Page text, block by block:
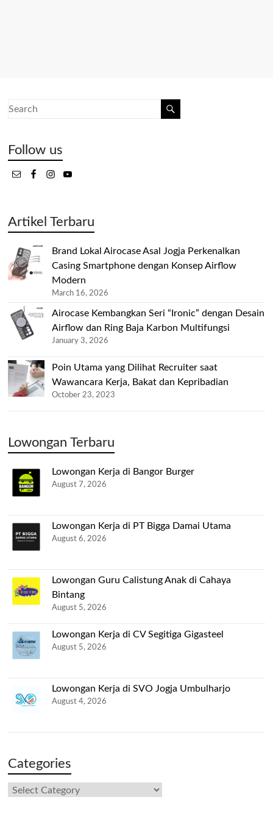
Follow us
Artikel Terbaru
Brand Lokal Airocase Asal Jogja Perkenalkan
Casing Smartphone dengan Konsep Airflow
Modern
March 16, 2026
Airocase Kembangkan Seri “Ironic” dengan Desain
Airflow dan Ring Baja Karbon Multifungsi
January 3, 2026
Poin Utama yang Dilihat Recruiter saat
Wawancara Kerja, Bakat dan Kepribadian
October 23, 2023
Lowongan Terbaru
Lowongan Kerja di Bangor Burger
August 7, 2026
Lowongan Kerja di PT Bigga Damai Utama
August 6, 2026
Lowongan Guru Calistung Anak di Cahaya
Bintang
August 5, 2026
Lowongan Kerja di CV Segitiga Gigasteel
August 5, 2026
Lowongan Kerja di SVO Jogja Umbulharjo
August 4, 2026
Categories